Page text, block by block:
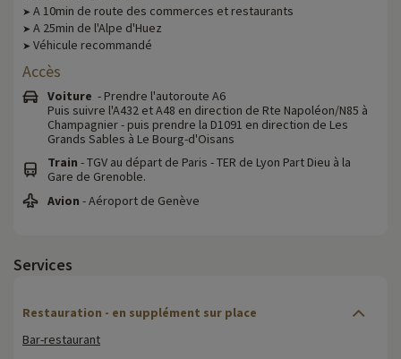
➤ A 10min de route des commerces et restaurants
➤ A 25min de l'Alpe d'Huez
➤ Véhicule recommandé
Accès
Voiture - Prendre l'autoroute A6
Puis suivre l'A432 et A48 en direction de Rte Napoléon/N85 à
Champagnier - puis prendre la D1091 en direction de Les
Grands Sables à Le Bourg-d'Oisans
Train - TGV au départ de Paris - TER de Lyon Part Dieu à la
Gare de Grenoble.
Avion - Aéroport de Genève
Services
Restauration - en supplément sur place
Bar-restaurant